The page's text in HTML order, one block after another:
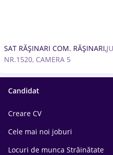
SAT RĂȘINARI COM. RĂȘINARI,
NR.1520, CAMERA 5
Candidat
Creare CV
Cele mai noi joburi
Locuri de munca Străinătate